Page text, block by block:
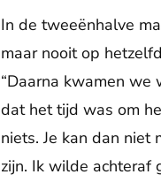
In de tweeënhalve
maar nooit op
“Daarna kwamen
dat het tijd was om
niets. Je kan dan
zijn. Ik wilde achteraf